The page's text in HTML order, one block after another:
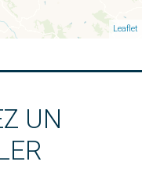
Leaflet
UN